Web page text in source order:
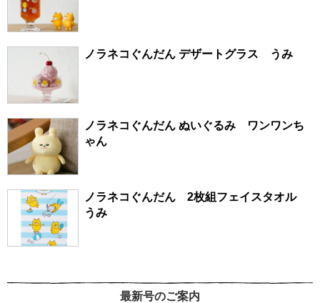
ノラネコぐんだん デザートグラス うみ
ノラネコぐんだん ぬいぐるみ ワンワンち
ゃん
ノラネコぐんだん 2枚組フェイスタオル
うみ
最新号のご案内